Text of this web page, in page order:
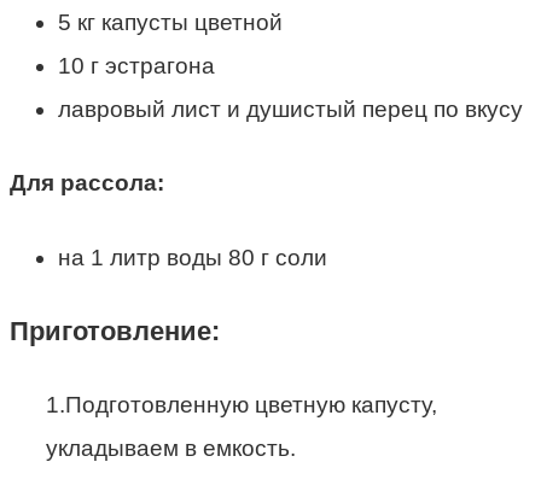
5 кг капусты цветной
10 г эстрагона
лавровый лист и душистый перец по вкусу
Для рассола:
на 1 литр воды 80 г соли
Приготовление:
1.Подготовленную цветную капусту,
укладываем в емкость.